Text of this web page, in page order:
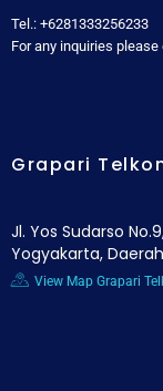
Tel.: +6281333256233
For any inquiries
Grapari
Jl. Yos Sudarso
Yogyakarta,
View Map Grapari